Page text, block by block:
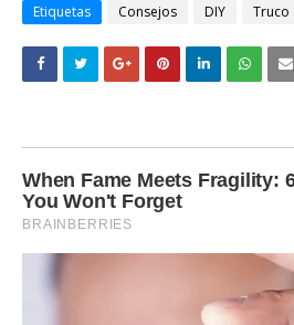
Etiquetas Consejos DIY Truco